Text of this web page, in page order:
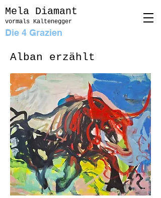
Mela Diamant
vormals Kaltenegger
Die 4 Grazien
Alban erzählt